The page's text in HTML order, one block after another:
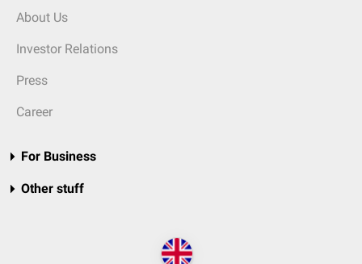
About Us
Investor Relations
Press
Career
For Business
Other stuff